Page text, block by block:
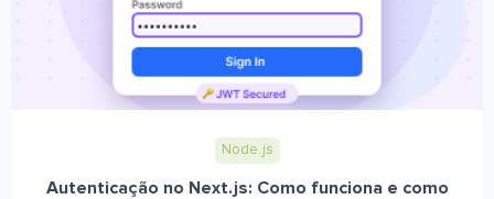
Node.js
Autenticação no Next.js: Como funciona e como